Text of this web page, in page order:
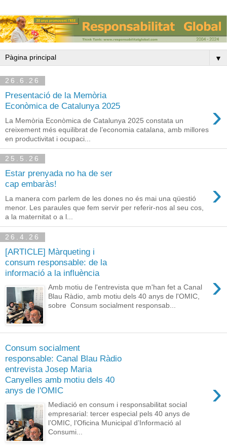
▼
26.6.26
Presentació de la Memòria
Econòmica de Catalunya 2025
›
La Memòria Econòmica de Catalunya 2025 constata un
creixement més equilibrat de l’economia catalana, amb millores
en productivitat i ocupaci...
25.5.26
Estar prenyada no ha de ser
cap embaràs!
›
La manera com parlem de les dones no és mai una qüestió
menor. Les paraules que fem servir per referir-nos al seu cos,
a la maternitat o a l...
26.4.26
[ARTICLE] Màrqueting i
consum responsable: de la
informació a la influència
›
Amb motiu de l'entrevista que m'han fet a Canal
Blau Ràdio, amb motiu dels 40 anys de l'OMIC,
sobre Consum socialment responsab...
Consum socialment
responsable: Canal Blau Ràdio
entrevista Josep Maria
Canyelles amb motiu dels 40
anys de l'OMIC
›
Mediació en consum i responsabilitat social
empresarial: tercer especial pels 40 anys de
l’OMIC, l’Oficina Municipal d’Informació al
Consumi...